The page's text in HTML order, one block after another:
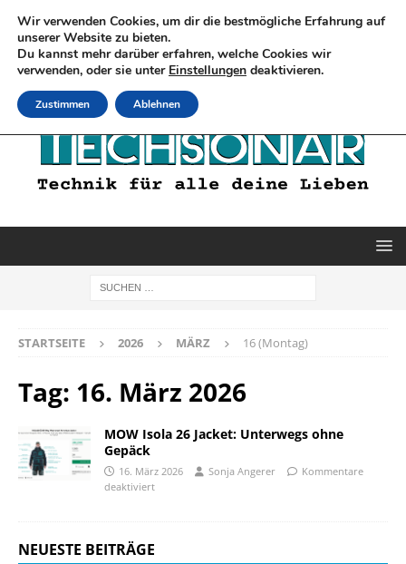
STARTSEITE 2026 MÄRZ 16 (Montag)
Tag: 16. März 2026
MOW Isola 26 Jacket: Unterwegs ohne
Gepäck
16. März 2026 Sonja Angerer
Kommentare
deaktiviert
NEUESTE BEITRÄGE
Wir verwenden Cookies, um dir die bestmögliche Erfahrung auf
unserer Website zu bieten.
Du kannst mehr darüber erfahren, welche Cookies wir
verwenden, oder sie unter Einstellungen deaktivieren.
Zustimmen Ablehnen